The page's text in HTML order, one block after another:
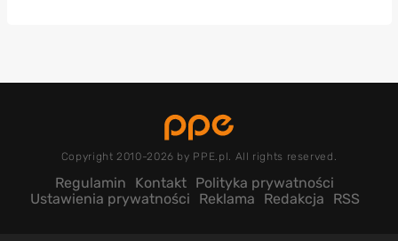
Copyright 2010-2026 by PPE.pl. All rights reserved.
Regulamin Kontakt Polityka prywatności
Ustawienia prywatności
Reklama Redakcja RSS